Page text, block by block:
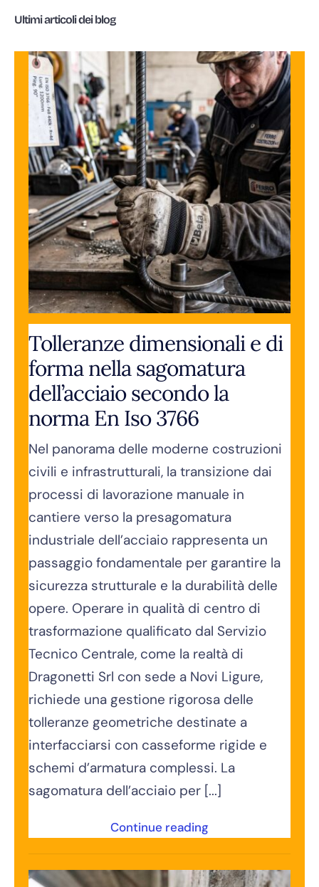
Ultimi articoli dei blog
Tolleranze dimensionali e di
forma nella sagomatura
dell’acciaio secondo la
norma En Iso 3766
Nel panorama delle moderne costruzioni
civili e infrastrutturali, la transizione dai
processi di lavorazione manuale in
cantiere verso la presagomatura
industriale dell’acciaio rappresenta un
passaggio fondamentale per garantire la
sicurezza strutturale e la durabilità delle
opere. Operare in qualità di centro di
trasformazione qualificato dal Servizio
Tecnico Centrale, come la realtà di
Dragonetti Srl con sede a Novi Ligure,
richiede una gestione rigorosa delle
tolleranze geometriche destinate a
interfacciarsi con casseforme rigide e
schemi d’armatura complessi. La
sagomatura dell’acciaio per [...]
Continue reading